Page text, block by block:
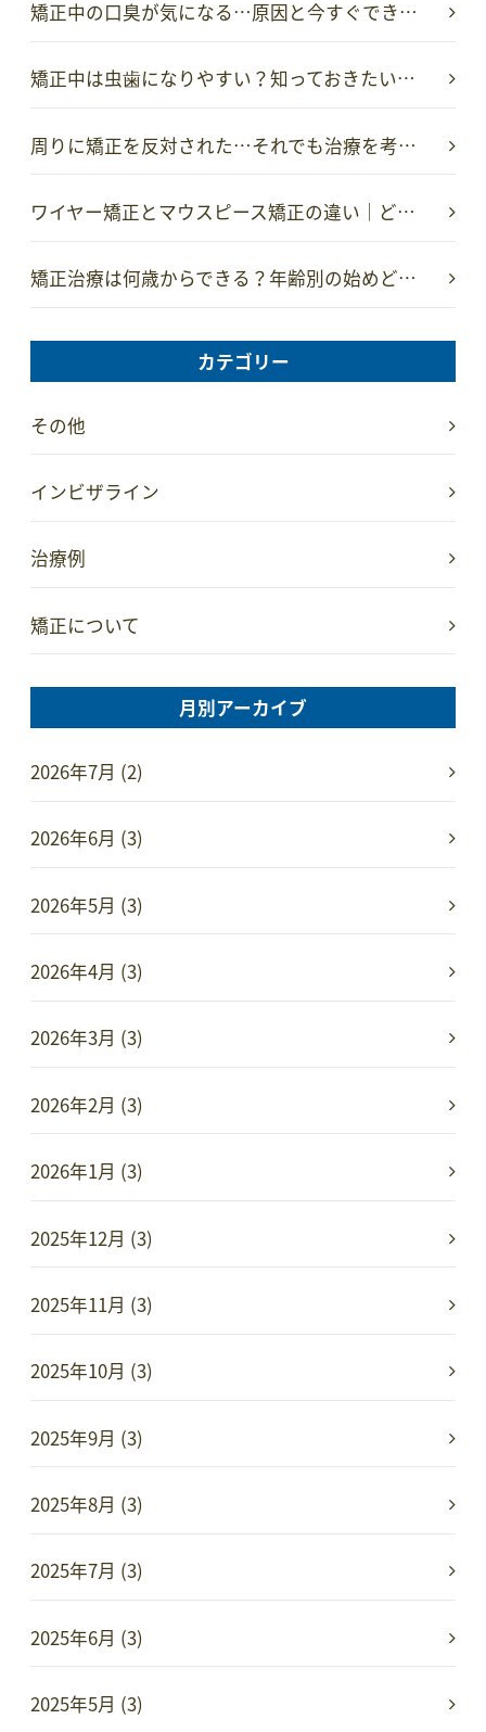
矯正中の口臭が気になる…原因と今すぐでき…
矯正中は虫歯になりやすい？知っておきたい…
周りに矯正を反対された…それでも治療を考…
ワイヤー矯正とマウスピース矯正の違い｜ど…
矯正治療は何歳からできる？年齢別の始めど…
カテゴリー
その他
インビザライン
治療例
矯正について
月別アーカイブ
2026年7月 (2)
2026年6月 (3)
2026年5月 (3)
2026年4月 (3)
2026年3月 (3)
2026年2月 (3)
2026年1月 (3)
2025年12月 (3)
2025年11月 (3)
2025年10月 (3)
2025年9月 (3)
2025年8月 (3)
2025年7月 (3)
2025年6月 (3)
2025年5月 (3)